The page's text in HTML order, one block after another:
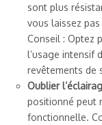
sont plus
vous laissez
Conseil : Optez
l’usage intensif
revêtements de
Oublier
positionné peut
fonctionnelle.